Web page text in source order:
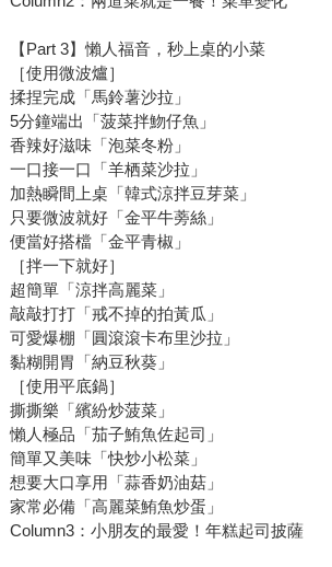
【Part 3】懶人福音，秒上桌的小菜
［使用微波爐］
揉捏完成「馬鈴薯沙拉」
5分鐘端出「菠菜拌魩仔魚」
香辣好滋味「泡菜冬粉」
一口接一口「羊栖菜沙拉」
加熱瞬間上桌「韓式涼拌豆芽菜」
只要微波就好「金平牛蒡絲」
便當好搭檔「金平青椒」
［拌一下就好］
超簡單「涼拌高麗菜」
敲敲打打「戒不掉的拍黃瓜」
可愛爆棚「圓滾滾卡布里沙拉」
黏糊開胃「納豆秋葵」
［使用平底鍋］
撕撕樂「繽紛炒菠菜」
懶人極品「茄子鮪魚佐起司」
簡單又美味「快炒小松菜」
想要大口享用「蒜香奶油菇」
家常必備「高麗菜鮪魚炒蛋」
Column3：小朋友的最愛！年糕起司披薩